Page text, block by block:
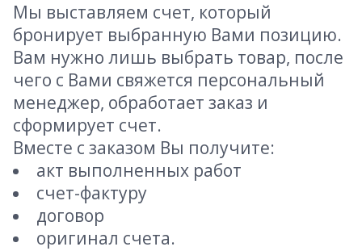
Мы выставляем счет, который
бронирует выбранную Вами позицию.
Вам нужно лишь выбрать товар, после
чего с Вами свяжется персональный
менеджер, обработает заказ и
сформирует счет.
Вместе с заказом Вы получите:
акт выполненных работ
счет-фактуру
договор
оригинал счета.